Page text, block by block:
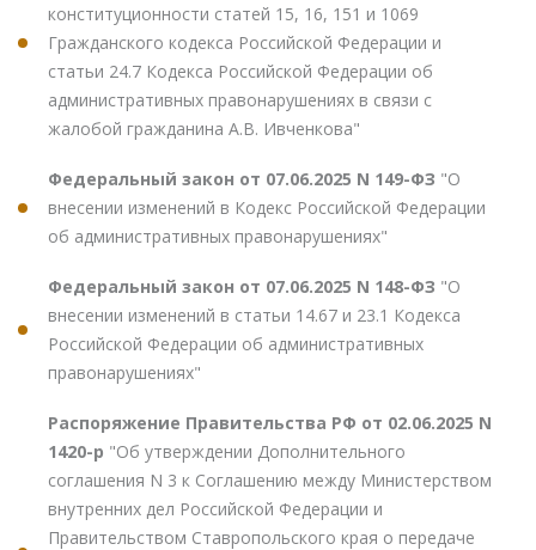
конституционности статей 15, 16, 151 и 1069
Гражданского кодекса Российской Федерации и
статьи 24.7 Кодекса Российской Федерации об
административных правонарушениях в связи с
жалобой гражданина А.В. Ивченкова"
Федеральный закон от 07.06.2025 N 149-ФЗ "О
внесении изменений в Кодекс Российской Федерации
об административных правонарушениях"
Федеральный закон от 07.06.2025 N 148-ФЗ "О
внесении изменений в статьи 14.67 и 23.1 Кодекса
Российской Федерации об административных
правонарушениях"
Распоряжение Правительства РФ от 02.06.2025 N
1420-р "Об утверждении Дополнительного
соглашения N 3 к Соглашению между Министерством
внутренних дел Российской Федерации и
Правительством Ставропольского края о передаче